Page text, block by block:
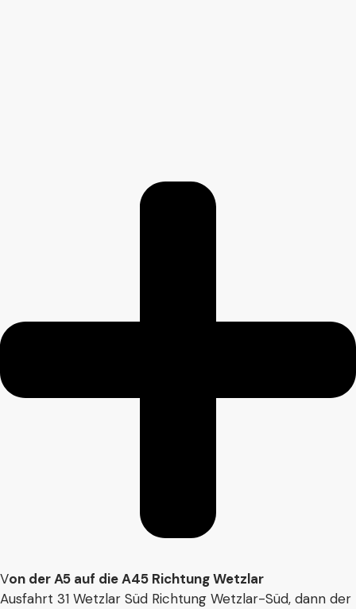
Von der A5 auf die A45 Richtung Wetzlar
Ausfahrt 31 Wetzlar Süd Richtung Wetzlar-Süd, dann der